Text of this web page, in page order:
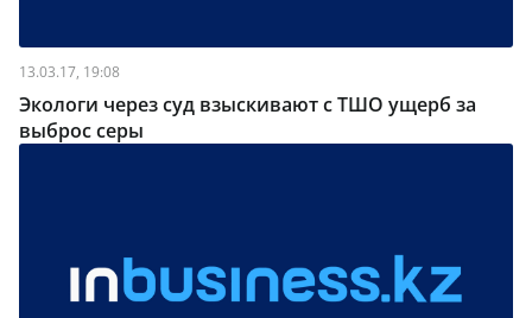
13.03.17, 19:08
Экологи через суд взыскивают с ТШО ущерб за
выброс серы